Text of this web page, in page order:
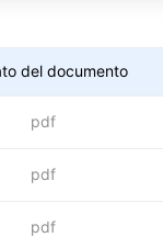
del documento
pdf
pdf
pdf